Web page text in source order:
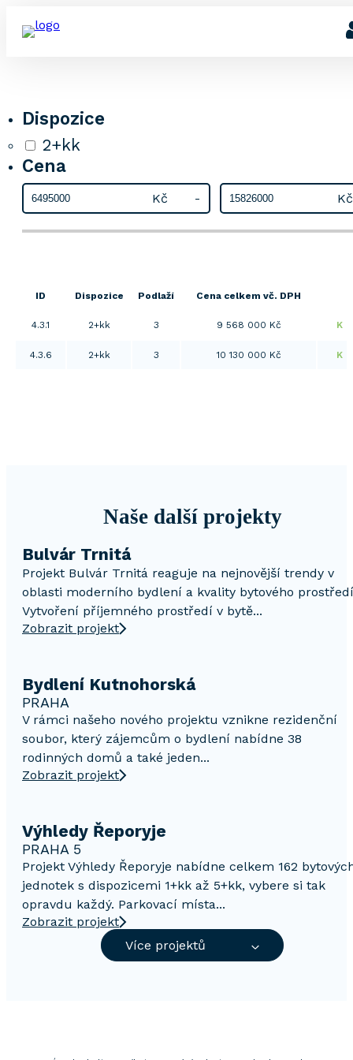
Dispozice
2+kk
Cena
-
ID Dispozice Podlaží Cena celkem vč. DPH
4.3.1 2+kk 3 9 568 000 Kč K
4.3.6 2+kk 3 10 130 000 Kč K
Naše další projekty
Bulvár Trnitá
Projekt Bulvár Trnitá reaguje na nejnovější trendy v
oblasti moderního bydlení a kvality bytového
Vytvoření příjemného prostředí v bytě...
Zobrazit projekt
Bydlení Kutnohorská
PRAHA
V rámci našeho nového projektu vznikne rezidenční
soubor, který zájemcům o bydlení nabídne 38
rodinných domů a také jeden...
Zobrazit projekt
Výhledy Řeporyje
PRAHA 5
Projekt Výhledy Řeporyje nabídne celkem 162
jednotek s dispozicemi 1+kk až 5+kk, vybere si tak
opravdu každý. Parkovací místa...
Zobrazit projekt
Více projektů